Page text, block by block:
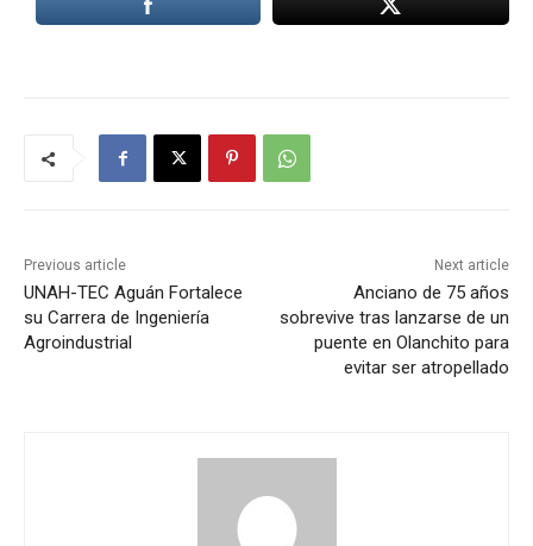
Previous article
UNAH-TEC Aguán Fortalece
su Carrera de Ingeniería
Agroindustrial
Next article
Anciano de 75 años
sobrevive tras lanzarse de un
puente en Olanchito para
evitar ser atropellado